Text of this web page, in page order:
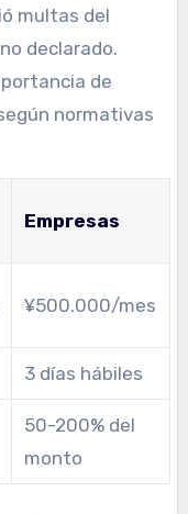
multas del
declarado.
de
normativas
Empresas
¥500.000/mes
3 días hábiles
50-200% del
monto